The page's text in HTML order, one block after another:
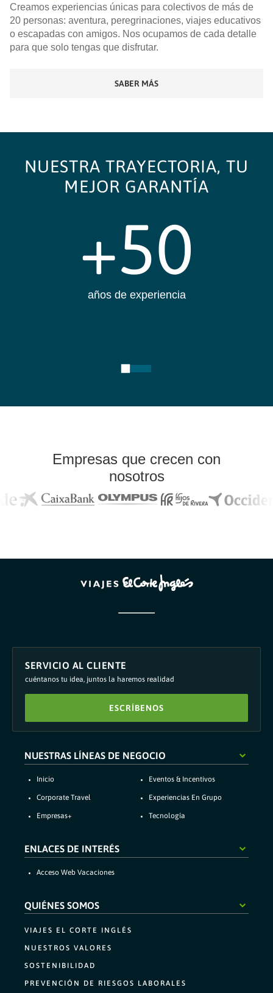
Creamos experiencias únicas para colectivos de más de
20 personas: aventura, peregrinaciones, viajes educativos
o escapadas con amigos. Nos ocupamos de cada detalle
para que solo tengas que disfrutar.
SABER MÁS
NUESTRA TRAYECTORIA, TU
MEJOR GARANTÍA
+50
años de experiencia
Empresas que crecen con
nosotros
NUESTRAS LÍNEAS DE NEGOCIO
inicio
corporate travel
empresas+
eventos & incentivos
experiencias en grupo
tecnología
ENLACES DE INTERÉS
acceso web vacaciones
SERVICIO AL CLIENTE
cuéntanos tu idea, juntos la haremos realidad
ESCRÍBENOS
QUIÉNES SOMOS
VIAJES EL CORTE INGLÉS
NUESTROS VALORES
SOSTENIBILIDAD
PREVENCIÓN DE RIESGOS LABORALES